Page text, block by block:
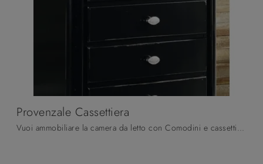
Provenzale Cassettiera
Vuoi ammobiliare la camera da letto con Comodini e cassettiere di Fratelli Mirandola? Eccoti il modello Provenzale Cassettiera in laccato opaco per ...